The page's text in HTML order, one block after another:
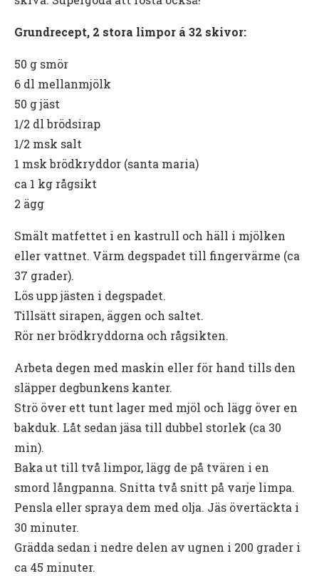
Grundrecept, 2 stora limpor á 32 skivor:
50 g smör
6 dl mellanmjölk
50 g jäst
1/2 dl brödsirap
1/2 msk salt
1 msk brödkryddor (santa maria)
ca 1 kg rågsikt
2 ägg
Smält matfettet i en kastrull och häll i mjölken
eller vattnet. Värm degspadet till fingervärme (ca
37 grader).
Lös upp jästen i degspadet.
Tillsätt sirapen, äggen och saltet.
Rör ner brödkryddorna och rågsikten.
Arbeta degen med maskin eller för hand tills den
släpper degbunkens kanter.
Strö över ett tunt lager med mjöl och lägg över en
bakduk. Låt sedan jäsa till dubbel storlek (ca 30
min).
Baka ut till två limpor, lägg de på tvären i en
smord långpanna. Snitta två snitt på varje limpa.
Pensla eller spraya dem med olja. Jäs övertäckta i
30 minuter.
Grädda sedan i nedre delen av ugnen i 200 grader i
ca 45 minuter.